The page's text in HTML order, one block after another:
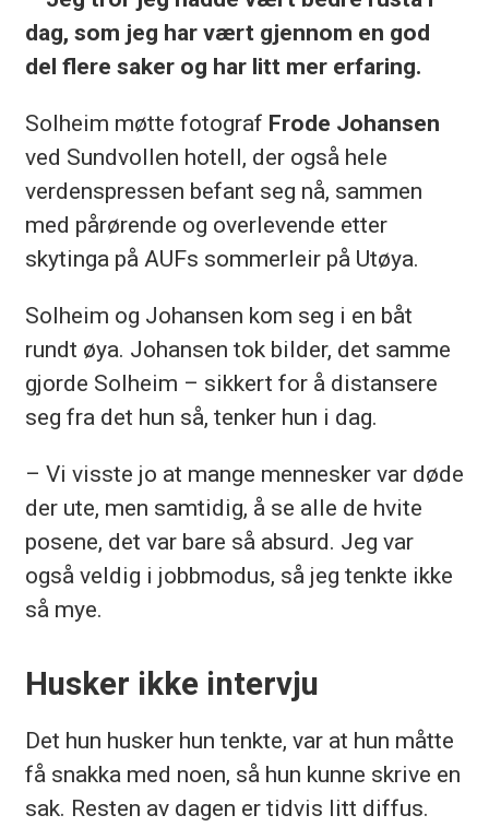
dag, som jeg har vært gjennom en god
del flere saker og har litt mer erfaring.
Solheim møtte fotograf Frode Johansen
ved Sundvollen hotell, der også hele
verdenspressen befant seg nå, sammen
med pårørende og overlevende etter
skytinga på AUFs sommerleir på Utøya.
Solheim og Johansen kom seg i en båt
rundt øya. Johansen tok bilder, det samme
gjorde Solheim – sikkert for å distansere
seg fra det hun så, tenker hun i dag.
– Vi visste jo at mange mennesker var døde
der ute, men samtidig, å se alle de hvite
posene, det var bare så absurd. Jeg var
også veldig i jobbmodus, så jeg tenkte ikke
så mye.
Husker ikke intervju
Det hun husker hun tenkte, var at hun måtte
få snakka med noen, så hun kunne skrive en
sak. Resten av dagen er tidvis litt diffus.